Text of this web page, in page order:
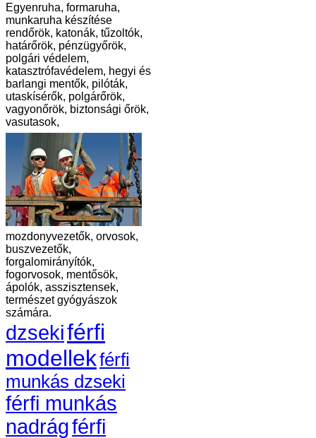
Egyenruha, formaruha,
munkaruha készítése
rendőrök, katonák, tűzoltók,
határőrök, pénzügyőrök,
polgári védelem,
katasztrófavédelem, hegyi és
barlangi mentők, pilóták,
utaskísérők, polgárőrök,
vagyonőrök, biztonsági őrök,
vasutasok,
mozdonyvezetők, orvosok,
buszvezetők,
forgalomirányítók,
fogorvosok, mentősök,
ápolók, asszisztensek,
természet gyógyászok
számára.
dzsekiférfi
modellekférfi
munkás dzseki
férfi munkás
nadrágférfi